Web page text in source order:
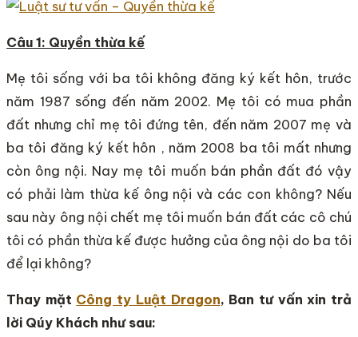
Câu 1: Quyền thừa kế
Mẹ tôi sống với ba tôi không đăng ký kết hôn, trước
năm 1987 sống đến năm 2002. Mẹ tôi có mua phần
đất nhưng chỉ mẹ tôi đứng tên, đến năm 2007 mẹ và
ba tôi đăng ký kết hôn , năm 2008 ba tôi mất nhưng
còn ông nội. Nay mẹ tôi muốn bán phần đất đó vậy
có phải làm thừa kế ông nội và các con không? Nếu
sau này ông nội chết mẹ tôi muốn bán đất các cô chú
tôi có phần thừa kế được hưởng của ông nội do ba tôi
để lại không?
Thay mặt Công ty Luật Dragon, Ban tư vấn xin trả
lời Qúy Khách như sau: